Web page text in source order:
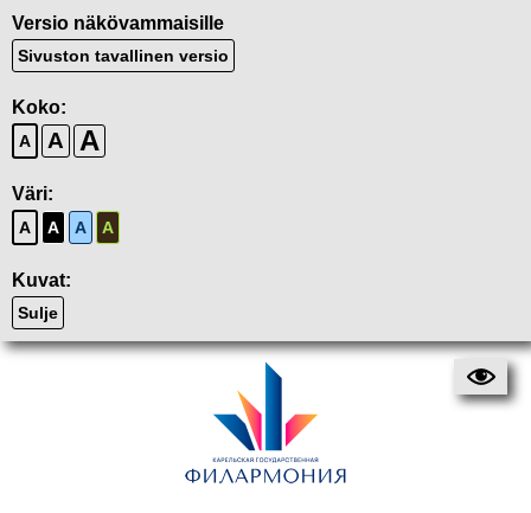
Versio näkövammaisille
Sivuston tavallinen versio
Koko:
A A A
Väri:
A A A A
Kuvat:
Sulje